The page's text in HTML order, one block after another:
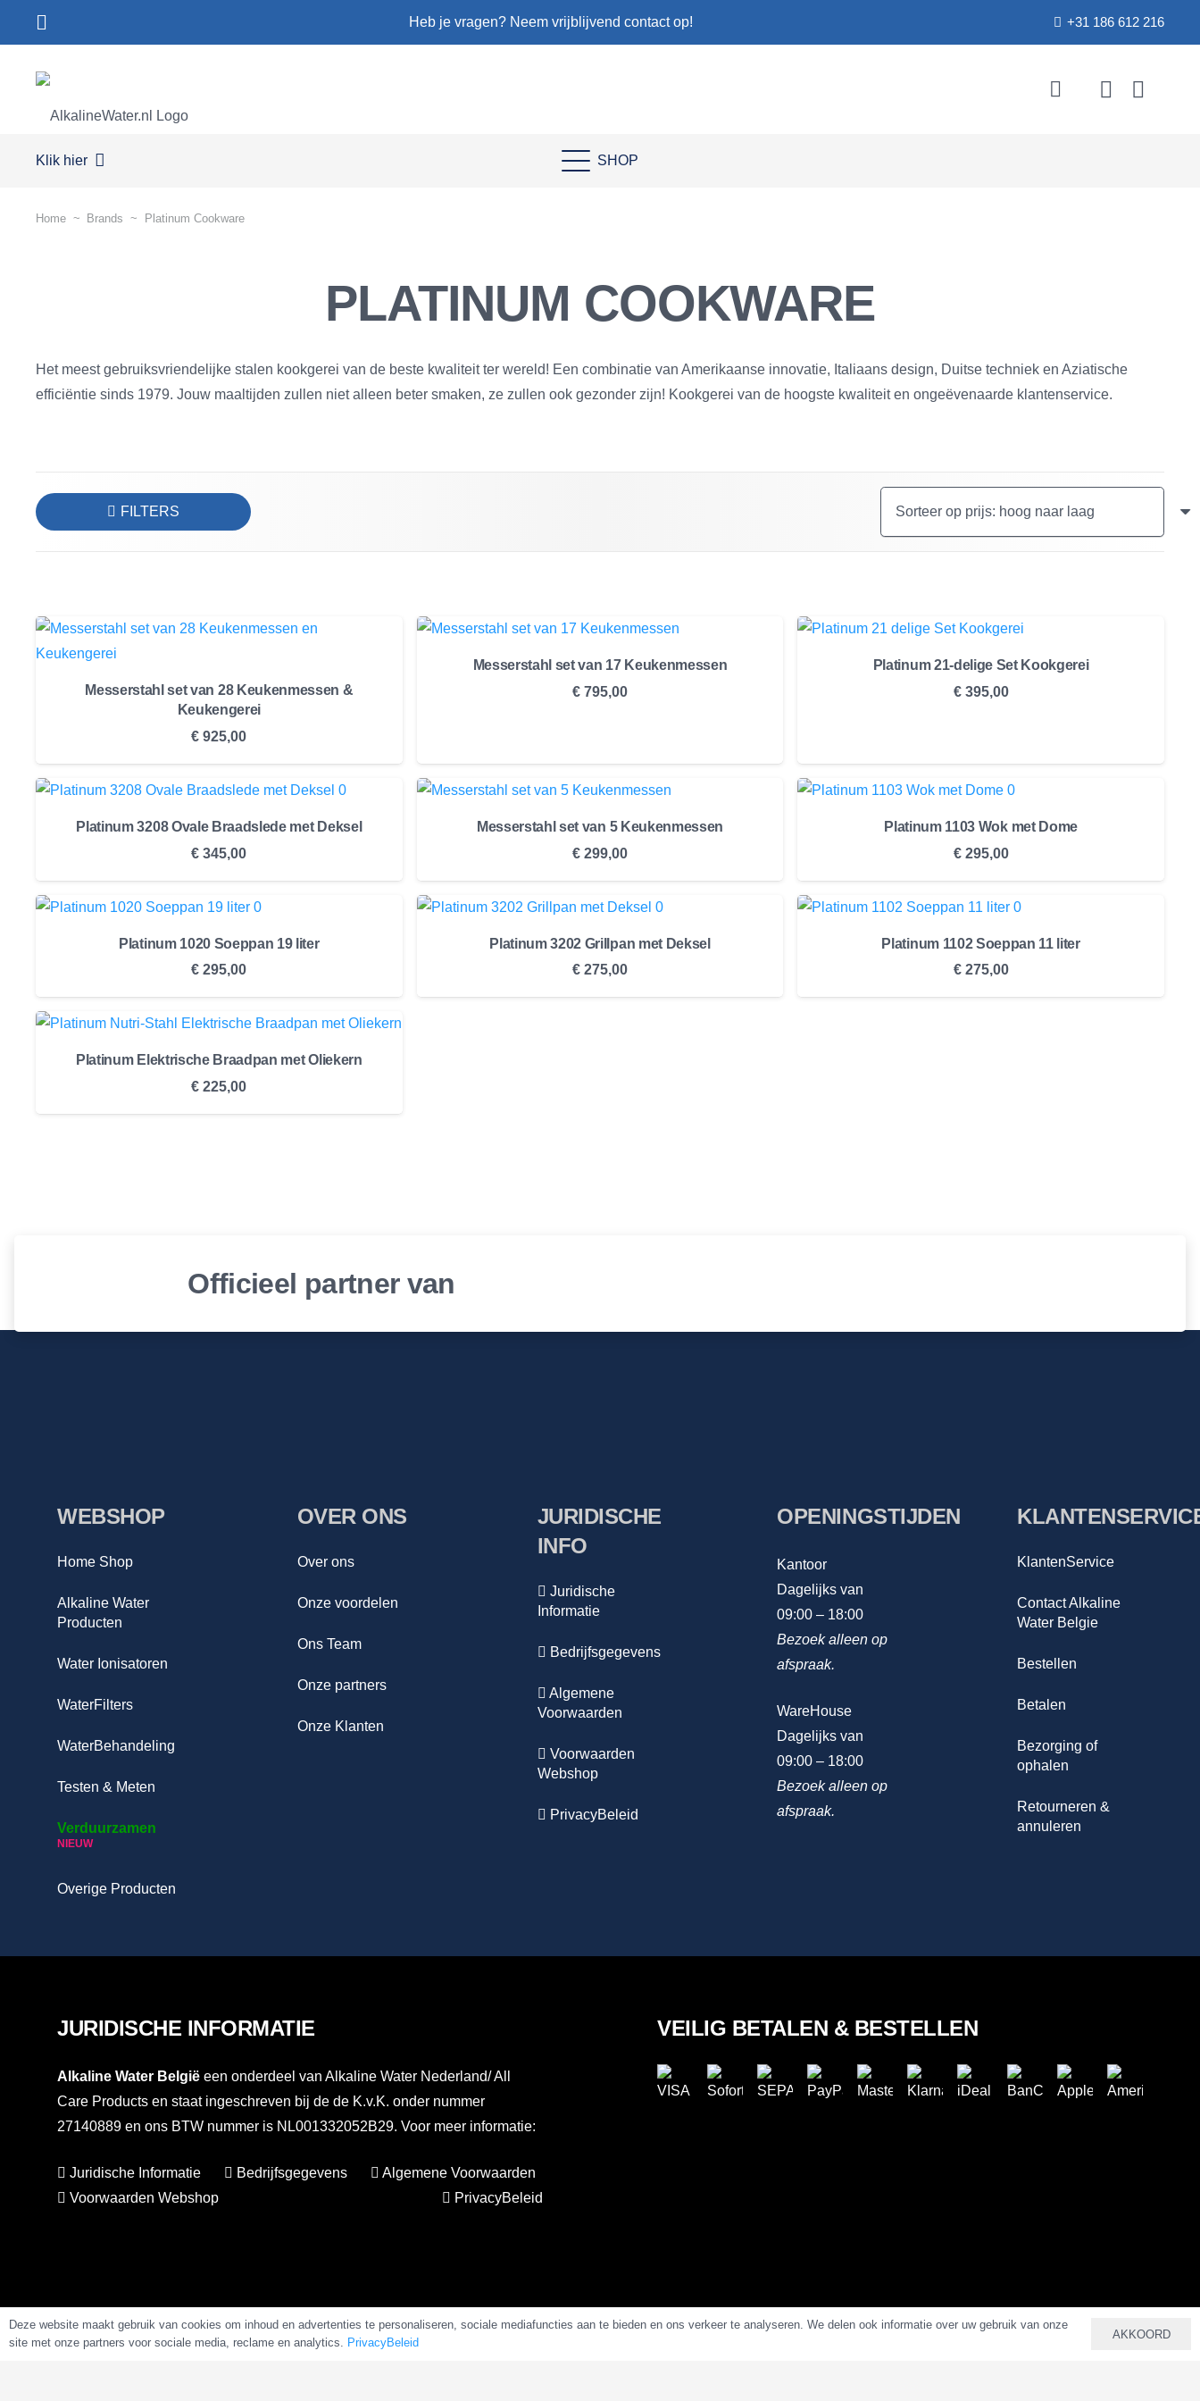
Heb je vragen? Neem vrijblijvend contact op! +31 186 612 216
Klik hier SHOP
Home ~ Brands ~ Platinum Cookware
PLATINUM COOKWARE
Het meest gebruiksvriendelijke stalen kookgerei van de beste kwaliteit ter wereld! Een combinatie van Amerikaanse innovatie, Italiaans design, Duitse techniek en Aziatische
efficiëntie sinds 1979. Jouw maaltijden zullen niet alleen beter smaken, ze zullen ook gezonder zijn! Kookgerei van de hoogste kwaliteit en ongeëvenaarde klantenservice.
FILTERS
Messerstahl set van 28 Keukenmessen &
Keukengerei
€ 925,00
Messerstahl set van 17 Keukenmessen
€795,00
Platinum 21-delige Set Kookgerei
€395,00
Platinum 3208 Ovale Braadslede met Deksel
€ 345,00
Messerstahl set van 5 Keukenmessen
€299,00
Platinum 1103 Wok met Dome
€295,00
Platinum 1020 Soeppan 19 liter
€ 295,00
Platinum 3202 Grillpan met Deksel
€275,00
Platinum 1102 Soeppan 11 liter
€275,00
Platinum Elektrische Braadpan met Oliekern
€ 225,00
Officieel partner van
WEBSHOP
Home Shop
Alkaline Water
Producten
Water Ionisatoren
WaterFilters
WaterBehandeling
Testen & Meten
Verduurzamen
NIEUW
Overige Producten
OVER ONS
Over ons
Onze voordelen
Ons Team
Onze partners
Onze Klanten
JURIDISCHE
INFO
Juridische
Informatie
Bedrijfsgegevens
Algemene
Voorwaarden
Voorwaarden
Webshop
PrivacyBeleid
OPENINGSTIJDEN
Kantoor
Dagelijks van
09:00 – 18:00
Bezoek alleen op
afspraak.
WareHouse
Dagelijks van
09:00 – 18:00
Bezoek alleen op
afspraak.
KlantenService
Contact Alkaline
Water Belgie
Bestellen
Betalen
Bezorging of
ophalen
Retourneren &
annuleren
JURIDISCHE INFORMATIE
Alkaline Water België een onderdeel van Alkaline Water Nederland/ All
Care Products en staat ingeschreven bij de de K.v.K. onder nummer
27140889 en ons BTW nummer is NL001332052B29. Voor meer informatie:
Juridische Informatie Bedrijfsgegevens
Algemene Voorwaarden
Voorwaarden Webshop
PrivacyBeleid
VEILIG BETALEN & BESTELLEN
Deze website maakt gebruik van cookies om inhoud en advertenties te personaliseren, sociale mediafuncties aan te bieden en ons verkeer te analyseren. We delen ook informatie over uw gebruik van onze
site met onze partners voor sociale media, reclame en analytics. PrivacyBeleid
AKKOORD